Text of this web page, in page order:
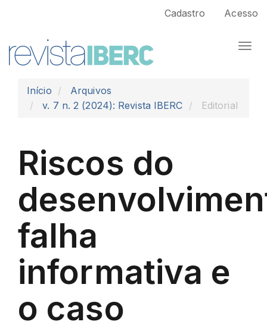
Conteúdo
principal
Barra
Cadastro Acesso
Início
Arquivos
v. 7 n. 2 (2024): Revista IBERC
Editorial
Riscos do
falha
informativa e
o caso